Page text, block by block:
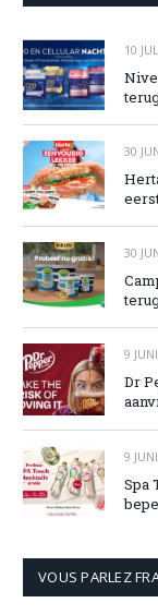
10
30
30
9
Dr
9
Spa
VOUS PARLEZ